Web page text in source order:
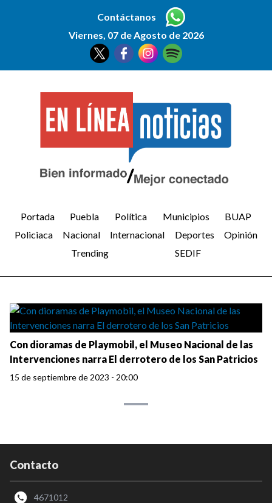
Contáctanos
Viernes, 07 de Agosto de 2026
Portada Puebla Política Municipios
BUAP
Policiaca
Nacional Internacional Deportes
Opinión
Trending
SEDIF
Con dioramas de Playmobil, el Museo Nacional de las
Intervenciones narra El derrotero de los San Patricios
15 de septiembre de 2023 - 20:00
Contacto
4671012